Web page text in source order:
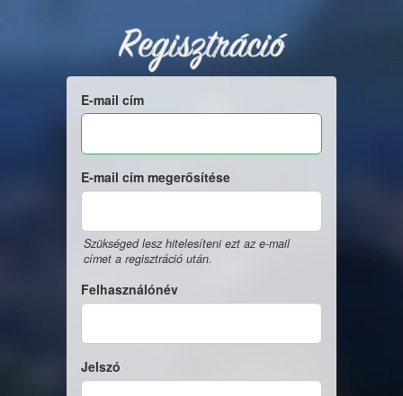
Regisztráció
E-mail cím
E-mail cím megerősítése
Szükséged lesz hitelesíteni ezt az e-mail
címet a regisztráció után.
Felhasználónév
Jelszó